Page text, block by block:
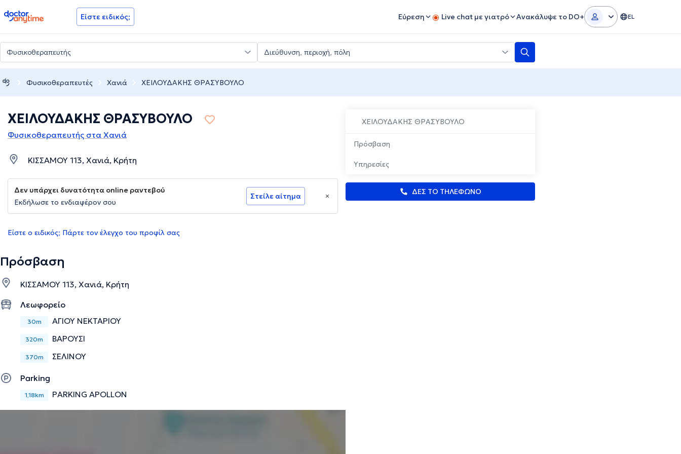
doctoranytime Είστε ειδικός; Εύρεση Live chat με γιατρό Ανακάλυψε το DO+ EL
Φυσικοθεραπευτές Χανιά ΧΕΙΛΟΥΔΑΚΗΣ ΘΡΑΣΥΒΟΥΛΟ
ΧΕΙΛΟΥΔΑΚΗΣ ΘΡΑΣΥΒΟΥΛΟ
Πρόσβαση
Υπηρεσίες
ΔΕΣ ΤΟ ΤΗΛΕΦΩΝΟ
ΧΕΙΛΟΥΔΑΚΗΣ ΘΡΑΣΥΒΟΥΛΟ
Φυσικοθεραπευτής στα Χανιά
ΚΙΣΣΑΜΟΥ 113, Χανιά, Κρήτη
Δεν υπάρχει δυνατότητα online ραντεβού
Εκδήλωσε το ενδιαφέρον σου
Στείλε αίτημα
Είστε ο ειδικός; Πάρτε τον έλεγχο του προφίλ σας
Πρόσβαση
ΚΙΣΣΑΜΟΥ 113, Χανιά, Κρήτη
Λεωφορείο
30m ΑΓΙΟΥ ΝΕΚΤΑΡΙΟΥ
320m ΒΑΡΟΥΣΙ
370m ΣΕΛΙΝΟΥ
Parking
1,18km PARKING APOLLON